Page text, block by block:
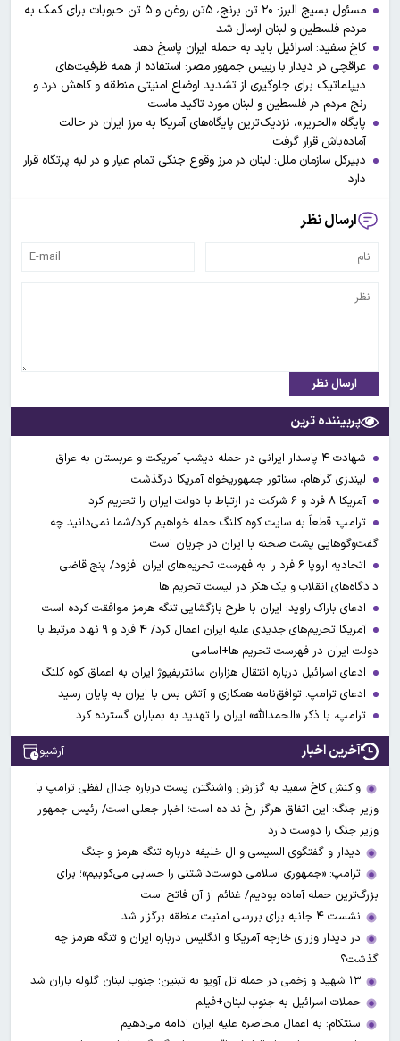
مسئول بسیج البرز: ۲۰ تن برنج، ۵تن روغن و ۵ تن حبوبات برای کمک به
مردم فلسطین و لبنان ارسال شد
کاخ سفید: اسرائیل باید به حمله ایران پاسخ دهد
عراقچی در دیدار با رییس جمهور مصر: استفاده از همه ظرفیت‌های
دیپلماتیک برای جلوگیری از تشدید اوضاع امنیتی منطقه و کاهش درد و
رنج مردم در فلسطین و لبنان مورد تاکید ماست
پایگاه «الحریر»، نزدیک‌ترین پایگاه‌های آمریکا به مرز ایران در حالت
آماده‌باش قرار گرفت
دبیرکل سازمان ملل: لبنان در مرز وقوع جنگی تمام عیار و در لبه پرتگاه قرار
دارد
ارسال نظر
ارسال نظر
پربیننده ترین
شهادت ۴ پاسدار ایرانی در حمله دیشب آمریکت و عربستان به عراق
لیندزی گراهام، سناتور جمهوریخواه آمریکا درگذشت
آمریکا ۸ فرد و ۶ شرکت در ارتباط با دولت ایران را تحریم کرد
ترامپ: قطعاً به سایت کوه کلنگ حمله خواهیم کرد/شما نمی‌دانید چه
گفت‌وگوهایی پشت صحنه با ایران در جریان است
اتحادیه اروپا ۶ فرد را به فهرست تحریم‌های ایران افزود/ پنج قاضی
دادگاه‌های انقلاب و یک هکر در لیست تحریم ها
ادعای باراک راوید: ایران با طرح بازگشایی تنگه هرمز موافقت کرده است
آمریکا تحریم‌های جدیدی علیه ایران اعمال کرد/ ۴ فرد و ۹ نهاد مرتبط با
دولت ایران در فهرست تحریم ها+اسامی
ادعای اسرائیل درباره انتقال هزاران سانتریفیوژ ایران به اعماق کوه کلنگ
ادعای ترامپ: توافق‌نامه همکاری و آتش بس با ایران به پایان رسید
ترامپ، با ذکر «الحمدالله» ایران را تهدید به بمباران گسترده کرد
آخرین اخبار آرشیو
واکنش کاخ سفید به گزارش واشنگتن پست درباره جدال لفظی ترامپ با
وزیر جنگ: این اتفاق هرگز رخ نداده است؛ اخبار جعلی است/ رئیس جمهور
وزیر جنگ را دوست دارد
دیدار و گفتگوی السیسی و ال خلیفه درباره تنگه هرمز و جنگ
ترامپ: «جمهوری اسلامی دوست‌داشتنی را حسابی می‌کوبیم»؛ برای
بزرگ‌ترین حمله آماده بودیم/ غنائم از آنِ فاتح است
نشست ۴ جانبه برای بررسی امنیت منطقه برگزار شد
در دیدار وزرای خارجه آمریکا و انگلیس درباره ایران و تنگه هرمز چه
گذشت؟
۱۳ شهید و زخمی در حمله تل آویو به تبنین؛ جنوب لبنان گلوله باران شد
حملات اسرائیل به جنوب لبنان+فیلم
سنتکام: به اعمال محاصره علیه ایران ادامه می‌دهیم